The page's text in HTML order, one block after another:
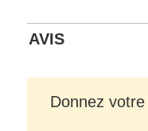
AVIS
Donnez